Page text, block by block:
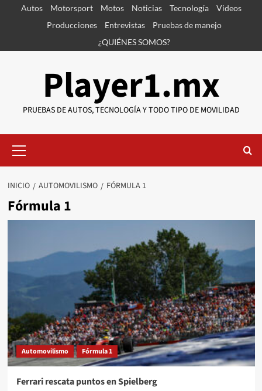
SaltarAutos Motorsport Motos Noticias Tecnología
Videos
Producciones
Entrevistas
Pruebas de manejo
¿QUIÉNES SOMOS?
Player1.mx
PRUEBAS DE AUTOS, TECNOLOGÍA Y TODO TIPO DE MOVILIDAD
primario
INICIO AUTOMOVILISMO FÓRMULA 1
Fórmula 1
Automovilismo Fórmula 1
Ferrari rescata puntos en Spielberg